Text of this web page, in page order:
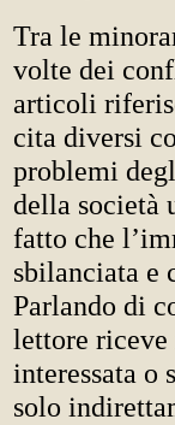
Tra le
volte dei
articoli
cita diversi
problemi
della società
fatto che
sbilanciata e
Parlando di
lettore riceve
interessata o
solo